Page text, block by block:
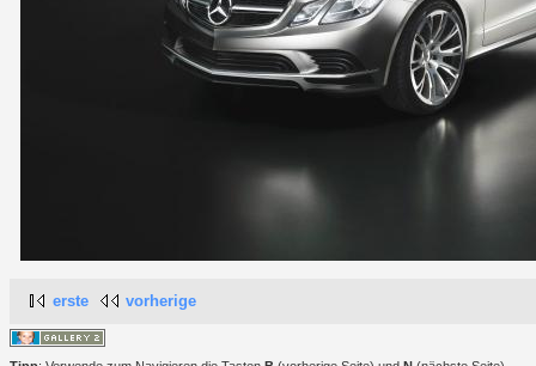
erste vorherige